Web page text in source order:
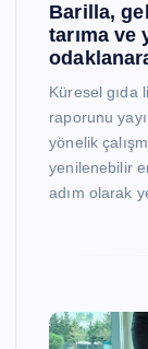
Barilla,
tarıma
Küresel gıda
raporunu
yönelik
yenilenebilir
adım olarak